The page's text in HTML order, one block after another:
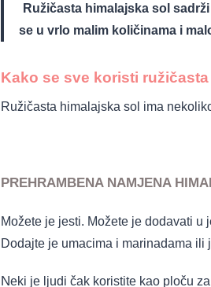
Ružičasta himalajska sol
se u vrlo malim količinama i
Kako se sve koristi
Ružičasta himalajska sol ima
PREHRAMBENA NAMJENA
Možete je jesti. Možete je dodavati
Dodajte je umacima i marinadama ili
Neki je ljudi čak koristite kao ploču